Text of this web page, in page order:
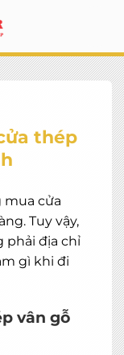
thép
mua cửa
Tuy vậy,
phải địa chỉ
gì khi đi
vân gỗ